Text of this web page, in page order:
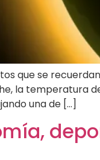
que se
la temperatura
una de […]